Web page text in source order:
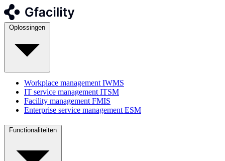
Workplace management IWMS
IT service management ITSM
Facility management FMIS
Enterprise service management ESM